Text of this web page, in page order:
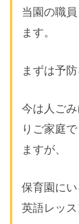
当園の職
ます。
まずは予
今は人ご
りご家庭
ますが、
保育園に
英語レッ